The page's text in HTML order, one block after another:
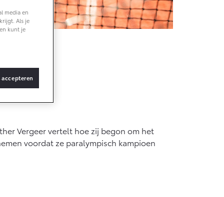
Touring
ELEKTRISCH
€ 48.995,-
ELEKTRISCH
Vergeer vertelt hoe zij begon om het
voordat ze paralympisch kampioen
media en
Als je
kunt je